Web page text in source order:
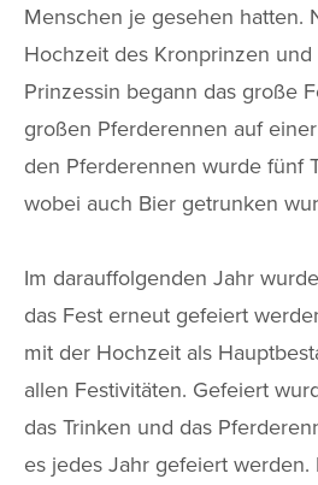
Menschen je gesehen hatten.
Hochzeit des Kronprinzen
Prinzessin begann das große
großen Pferderennen auf
den Pferderennen wurde fünf
wobei auch Bier getrunken
Im darauffolgenden Jahr
das Fest erneut gefeiert
mit der Hochzeit als
allen Festivitäten. Gefeiert
das Trinken und das
es jedes Jahr gefeiert